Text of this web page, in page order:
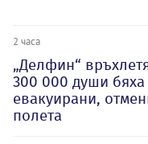
2 часа
„Делфин“
300 000 души бяха
евакуирани,
полета